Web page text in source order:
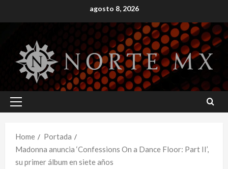
to
agosto 8, 2026
Primary
Home
Portada
Madonna anuncia ‘Confessions On a Dance Floor: Part II’,
su primer álbum en siete años